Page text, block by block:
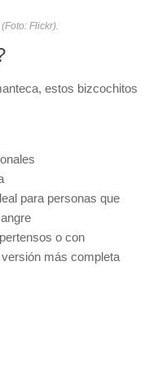
Flickr).
estos bizcochitos
para personas que
o con
más completa